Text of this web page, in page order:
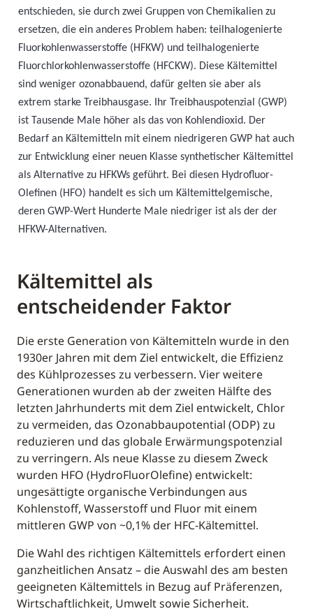
entschieden, sie durch zwei Gruppen von Chemikalien zu
ersetzen, die ein anderes Problem haben: teilhalogenierte
Fluorkohlenwasserstoffe (HFKW) und teilhalogenierte
Fluorchlorkohlenwasserstoffe (HFCKW). Diese Kältemittel
sind weniger ozonabbauend, dafür gelten sie aber als
extrem starke Treibhausgase. Ihr Treibhauspotenzial (GWP)
ist Tausende Male höher als das von Kohlendioxid. Der
Bedarf an Kältemitteln mit einem niedrigeren GWP hat auch
zur Entwicklung einer neuen Klasse synthetischer Kältemittel
als Alternative zu HFKWs geführt. Bei diesen Hydrofluor-
Olefinen (HFO) handelt es sich um Kältemittelgemische,
deren GWP-Wert Hunderte Male niedriger ist als der der
HFKW-Alternativen.
Kältemittel als
entscheidender Faktor
Die erste Generation von Kältemitteln wurde in den
1930er Jahren mit dem Ziel entwickelt, die Effizienz
des Kühlprozesses zu verbessern. Vier weitere
Generationen wurden ab der zweiten Hälfte des
letzten Jahrhunderts mit dem Ziel entwickelt, Chlor
zu vermeiden, das Ozonabbaupotential (ODP) zu
reduzieren und das globale Erwärmungspotenzial
zu verringern. Als neue Klasse zu diesem Zweck
wurden HFO (HydroFluorOlefine) entwickelt:
ungesättigte organische Verbindungen aus
Kohlenstoff, Wasserstoff und Fluor mit einem
mittleren GWP von ~0,1% der HFC-Kältemittel.
Die Wahl des richtigen Kältemittels erfordert einen
ganzheitlichen Ansatz – die Auswahl des am besten
geeigneten Kältemittels in Bezug auf Präferenzen,
Wirtschaftlichkeit, Umwelt sowie Sicherheit.